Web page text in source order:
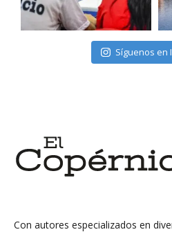
Síguenos en
Con autores especializados en